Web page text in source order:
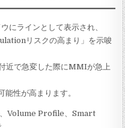
にラインとして表示され、
リスクの高まり」を示唆
近で急変した際にMMIが急上
能性が高まります。
、Volume Profile、Smart